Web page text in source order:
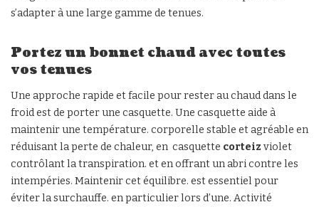
s’adapter à une large gamme de tenues.
Portez un bonnet chaud avec toutes
vos tenues
Une approche rapide et facile pour rester au chaud dans le
froid est de porter une casquette. Une casquette aide à
maintenir une température. corporelle stable et agréable en
réduisant la perte de chaleur, en casquette corteiz violet
contrôlant la transpiration. et en offrant un abri contre les
intempéries. Maintenir cet équilibre. est essentiel pour
éviter la surchauffe. en particulier lors d’une. Activité